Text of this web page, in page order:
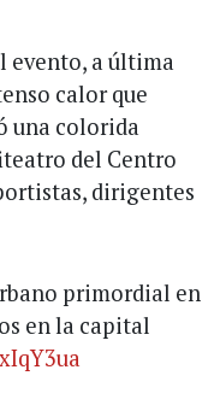
evento, a última
calor que
una colorida
del Centro
dirigentes
primordial en
en la capital